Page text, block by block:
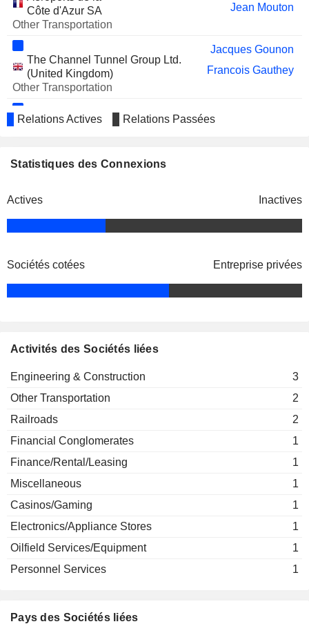
Côte d'Azur SA
Other Transportation
Jean Mouton
The Channel Tunnel Group Ltd.
(United Kingdom)
Other Transportation
Jacques Gounon
Francois Gauthey
Eurotunnel Finance Ltd.
ElecLink Ltd.
Steven Moore
Conglomerates
Jacques Gounon
Francois Gauthey
Marie Lemarié
Relations Actives Relations Passées
Statistiques des Connexions
Actives Inactives
Sociétés cotées Entreprise privées
Activités des Sociétés liées
Engineering & Construction
3
Other Transportation
2
Railroads
2
Financial Conglomerates
1
Finance/Rental/Leasing
1
Miscellaneous
1
Casinos/Gaming
1
Electronics/Appliance Stores
1
Oilfield Services/Equipment
1
Personnel Services
1
Pays des Sociétés liées